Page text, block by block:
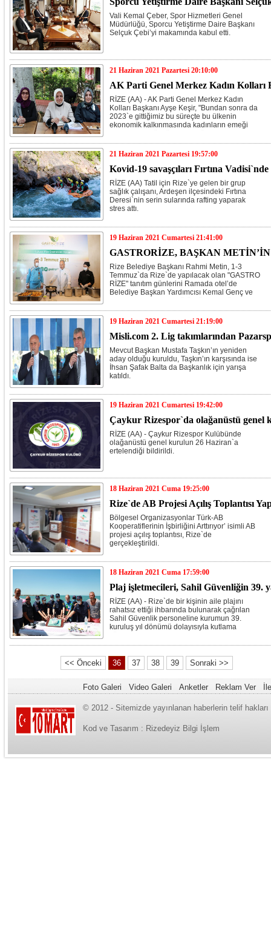
Vali Kemal Çeber, Spor Hizmetleri Genel
Müdürlüğü, Sporcu Yetiştirme Daire Başkanı
Selçuk Çebi’yi makamında kabul etti.
21 Haziran 2021 Pazartesi 20:10:00
AK Parti Genel Merkez Kadın Kolları
RİZE (AA) - AK Parti Genel Merkez Kadın
Kolları Başkanı Ayşe Keşir, "Bundan sonra da
2023`e gittiğimiz bu süreçte bu ülkenin
ekonomik kalkınmasında kadınların emeği
hayallerin peşinde ısrarla ve kararlılıkla
gidiyorlar." dedi.
21 Haziran 2021 Pazartesi 19:57:00
Kovid-19 savaşçıları Fırtına
RİZE (AA) Tatil için Rize`ye gelen bir grup
sağlık çalışanı, Ardeşen ilçesindeki Fırtına
Deresi`nin serin sularında rafting yaparak
stres attı.
19 Haziran 2021 Cumartesi 21:41:00
GASTRORİZE, BAŞKAN
Rize Belediye Başkanı Rahmi Metin, 1-3
Temmuz`da Rize`de yapılacak olan "GASTRO
RİZE" tanıtım günlerini Ramada otel’de
Belediye Başkan Yardımcısı Kemal Genç ve
düzenlenen basın toplantısıyla duyurdu.
Toplantı Rize Mutfağının lezzetiyle marka
haline gelen “Çırıhta” yapımı ve Basın
mensuplarına ikramla başlatıldı.
19 Haziran 2021 Cumartesi 21:19:00
Misli.com 2. Lig takımlarından
Mevcut Başkan Mustafa Taşkın’ın yeniden
aday olduğu kuruldu, Taşkın’ın karşısında ise
İhsan Şafak Balta da Başkanlık için yarışa
katıldı.
19 Haziran 2021 Cumartesi 19:42:00
Çaykur Rizespor`da olağanüstü genel
RİZE (AA) - Çaykur Rizespor Kulübünde
olağanüstü genel kurulun 26 Haziran`a
ertelendiği bildirildi.
18 Haziran 2021 Cuma 19:25:00
Rize`de AB Projesi Açılış Toplantısı
Bölgesel Organizasyonlar Türk-AB
Kooperatiflerinin İşbirliğini Arttırıyor’ isimli AB
projesi açılış toplantısı, Rize`de
gerçekleştirildi.
18 Haziran 2021 Cuma 17:59:00
Plaj işletmecileri, Sahil Güvenliğin 39.
RİZE (AA) - Rize`de bir kişinin aile plajını
rahatsız ettiği ihbarında bulunarak çağrılan
Sahil Güvenlik personeline kurumun 39.
kuruluş yıl dönümü dolayısıyla kutlama
<< Önceki 36 37 38 39 Sonraki >>
Foto Galeri Video Galeri Anketler Reklam Ver
© 2012 - Sitemizde yayınlanan haberlerin telif
Kod ve Tasarım : Rizedeyiz Bilgi İşlem